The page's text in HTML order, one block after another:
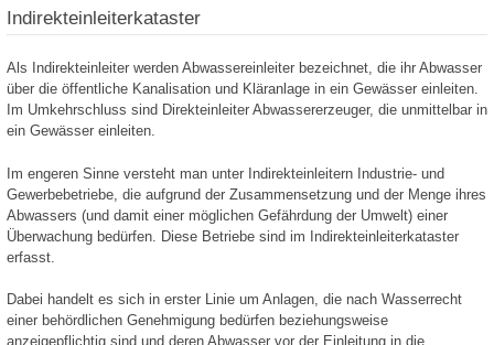
Indirekteinleiterkataster
Als Indirekteinleiter werden Abwassereinleiter bezeichnet, die ihr Abwasser
über die öffentliche Kanalisation und Kläranlage in ein Gewässer einleiten.
Im Umkehrschluss sind Direkteinleiter Abwassererzeuger, die unmittelbar in
ein Gewässer einleiten.
Im engeren Sinne versteht man unter Indirekteinleitern Industrie- und
Gewerbebetriebe, die aufgrund der Zusammensetzung und der Menge ihres
Abwassers (und damit einer möglichen Gefährdung der Umwelt) einer
Überwachung bedürfen. Diese Betriebe sind im Indirekteinleiterkataster
erfasst.
Dabei handelt es sich in erster Linie um Anlagen, die nach Wasserrecht
einer behördlichen Genehmigung bedürfen beziehungsweise
anzeigepflichtig sind und deren Abwasser vor der Einleitung in die